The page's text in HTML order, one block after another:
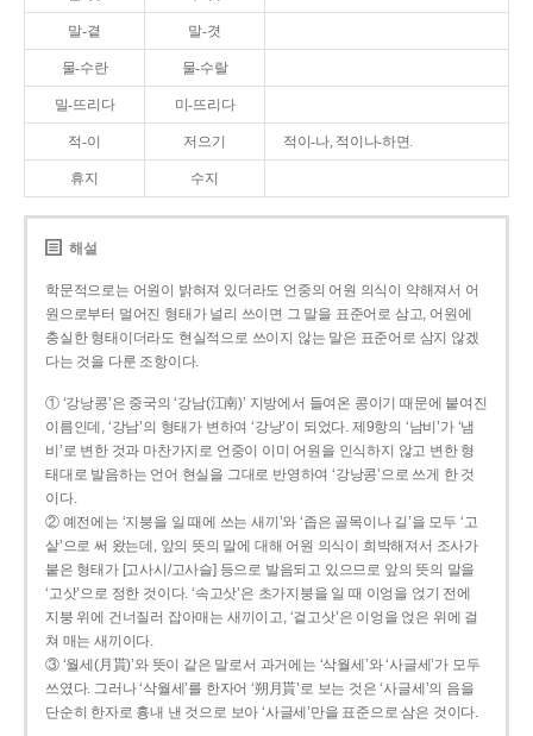
말-곁 말-겻
물-수란 물-수랄
밀-뜨리다 미-뜨리다
적-이 저으기 적이-나, 적이나-하면.
휴지 수지
해설
학문적으로는 어원이 밝혀져 있더라도 언중의 어원 의식이 약해져서 어
원으로부터 멀어진 형태가 널리 쓰이면 그 말을 표준어로 삼고, 어원에
충실한 형태이더라도 현실적으로 쓰이지 않는 말은 표준어로 삼지 않겠
다는 것을 다룬 조항이다.
① ‘강낭콩’은 중국의 ‘강남(江南)’ 지방에서 들여온 콩이기 때문에 붙여진
이름인데, ‘강남’의 형태가 변하여 ‘강낭’이 되었다. 제9항의 ‘남비’가 ‘냄
비’로 변한 것과 마찬가지로 언중이 이미 어원을 인식하지 않고 변한 형
태대로 발음하는 언어 현실을 그대로 반영하여 ‘강낭콩’으로 쓰게 한 것
이다.
② 예전에는 ‘지붕을 일 때에 쓰는 새끼’와 ‘좁은 골목이나 길’을 모두 ‘고
샅’으로 써 왔는데, 앞의 뜻의 말에 대해 어원 의식이 희박해져서 조사가
붙은 형태가 [고사시/고사슬] 등으로 발음되고 있으므로 앞의 뜻의 말을
‘고삿’으로 정한 것이다. ‘속고삿’은 초가지붕을 일 때 이엉을 얹기 전에
지붕 위에 건너질러 잡아매는 새끼이고, ‘겉고삿’은 이엉을 얹은 위에 걸
쳐 매는 새끼이다.
③ ‘월세(月貰)’와 뜻이 같은 말로서 과거에는 ‘삭월세’와 ‘사글세’가 모두
쓰였다. 그러나 ‘삭월세’를 한자어 ‘朔月貰’로 보는 것은 ‘사글세’의 음을
단순히 한자로 흉내 낸 것으로 보아 ‘사글세’만을 표준으로 삼은 것이다.